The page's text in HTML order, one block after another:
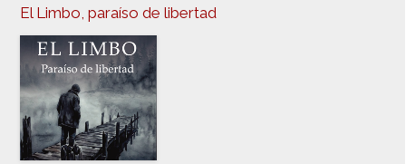
El Limbo, paraíso de libertad